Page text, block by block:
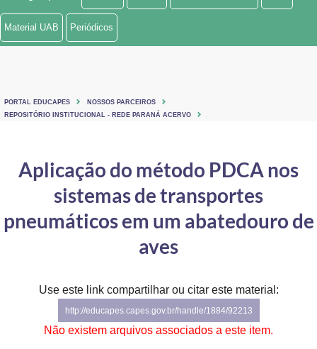
Ministério de Minas e Energia
Ministério do Turismo
Controladoria-Geral da União
Ministério da Mulher, da Família e dos Direitos Humanos
Gabinete de Segurança Institucional
Advocacia-Geral da União
Material UAB Periódicos
PORTAL EDUCAPES
NOSSOS PARCEIROS
REPOSITÓRIO INSTITUCIONAL - REDE PARANÁ ACERVO
Aplicação do método PDCA nos
sistemas de transportes
pneumáticos em um abatedouro de
aves
Use este link compartilhar ou citar este material:
http://educapes.capes.gov.br/handle/1884/92213
Não existem arquivos associados a este item.